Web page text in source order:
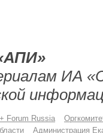
ИА
Forum Russia
Администрация